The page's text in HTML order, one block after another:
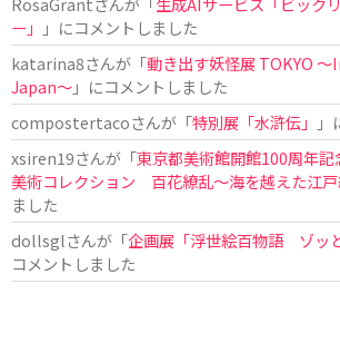
ー」
」にコメントしました
katarina8さんが「動き出す妖怪展 TOKYO
Japan〜」にコメントしました
compostertacoさんが「特別展「水滸伝」
xsiren19さんが「東京都美術館開館100周年
美術コレクション 百花繚乱～海を越えた江
ました
dollsglさんが「企画展「浮世絵百物語 ゾッ
コメントしました